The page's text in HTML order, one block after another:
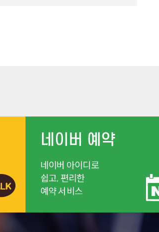
네이버 예약
네이버 아이디로
쉽고, 편리한
예약 서비스